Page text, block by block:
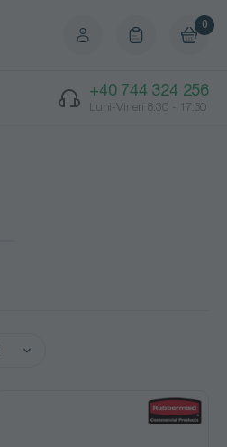
0
+40 744 324 256
Luni-Vineri 8:30 - 17:30